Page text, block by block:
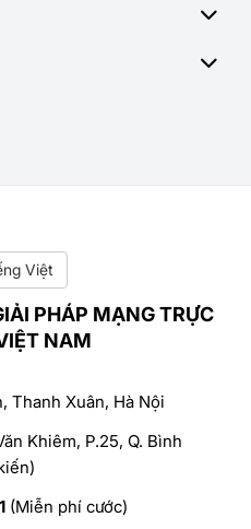
Việt
PHÁP MẠNG TRỰC
NAM
Thanh Xuân, Hà Nội
Khiêm, P.25, Q. Bình
(Miễn phí cước)